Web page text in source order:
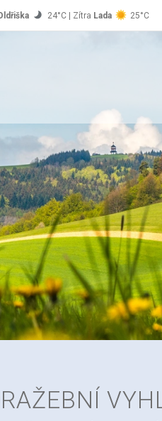
24°C | Zítra Lada 25°C